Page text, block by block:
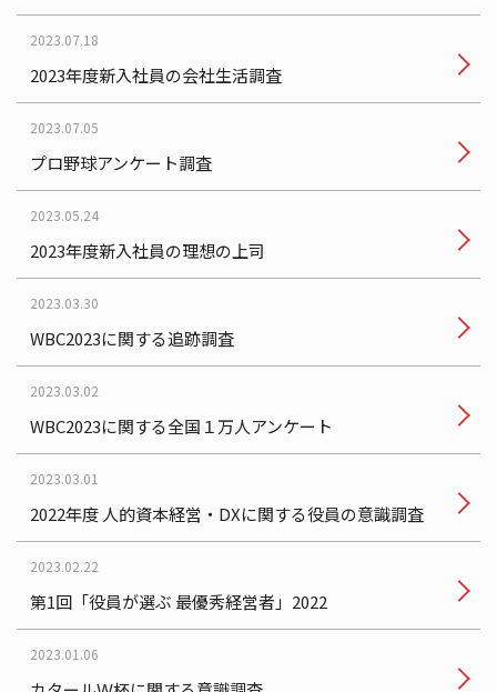
2023.07.18
2023年度新入社員の会社生活調査
2023.07.05
プロ野球アンケート調査
2023.05.24
2023年度新入社員の理想の上司
2023.03.30
WBC2023に関する追跡調査
2023.03.02
WBC2023に関する全国１万人アンケート
2023.03.01
2022年度 人的資本経営・DXに関する役員の意識調査
2023.02.22
第1回「役員が選ぶ 最優秀経営者」2022
2023.01.06